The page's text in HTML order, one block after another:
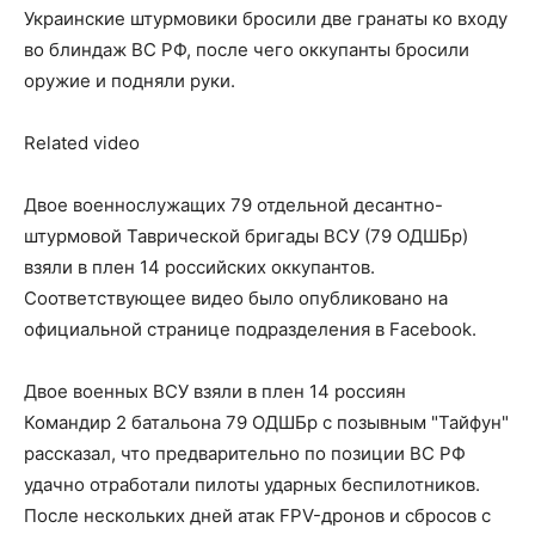
Украинские штурмовики бросили две гранаты ко входу
во блиндаж ВС РФ, после чего оккупанты бросили
оружие и подняли руки.
Related video
Двое военнослужащих 79 отдельной десантно-
штурмовой Таврической бригады ВСУ (79 ОДШБр)
взяли в плен 14 российских оккупантов.
Соответствующее видео было опубликовано на
официальной странице подразделения в Facebook.
Двое военных ВСУ взяли в плен 14 россиян
Командир 2 батальона 79 ОДШБр с позывным "Тайфун"
рассказал, что предварительно по позиции ВС РФ
удачно отработали пилоты ударных беспилотников.
После нескольких дней атак FPV-дронов и сбросов с